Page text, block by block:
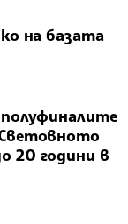
на базата
полуфиналите
20 години в